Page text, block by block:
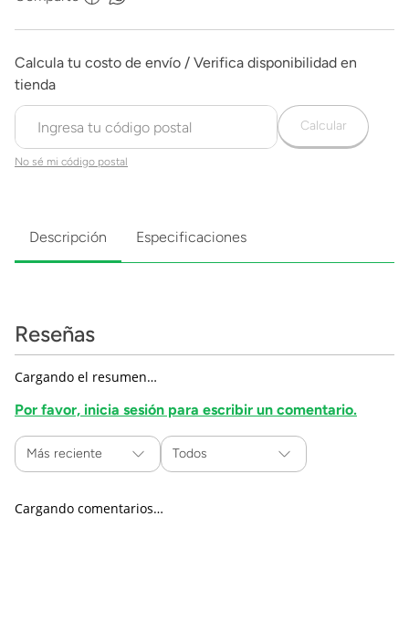
No sé mi código postal
Calcular
Descripción Especificaciones
Reseñas
Cargando el resumen…
Por favor, inicia sesión para escribir un comentario.
Más reciente Todos
Cargando comentarios…